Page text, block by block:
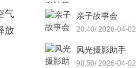
气
放
亲子故事会
20.40/ 2026-04-02
风光摄影助手
98.50/ 2026-04-02